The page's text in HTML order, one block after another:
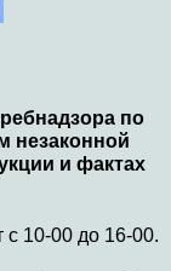
по
незаконной
и фактах
с 10-00 до 16-00.